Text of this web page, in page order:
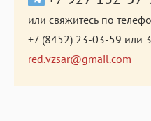
или свяжитесь по
+7 (8452) 23-03-59 или
red.vzsar@gmail.com